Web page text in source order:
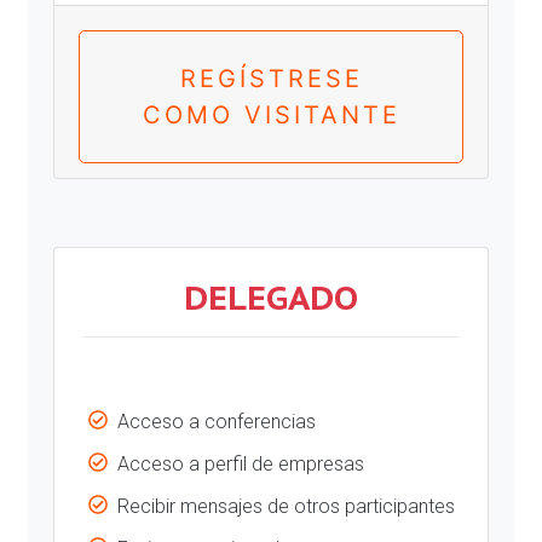
REGÍSTRESE
COMO VISITANTE
DELEGADO
Acceso a conferencias
Acceso a perfil de empresas
Recibir mensajes de otros participantes